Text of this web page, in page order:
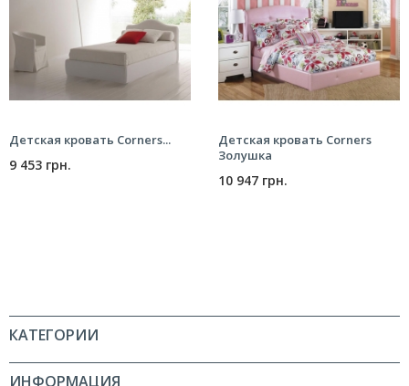
Детская кровать Corners...
9 453 грн.
Детская кровать Corners
Золушка
10 947 грн.
КАТЕГОРИИ
ИНФОРМАЦИЯ